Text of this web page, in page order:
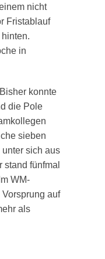
nicht
Fristablauf
in
konnte
die Pole
sieben
sich aus
stand fünfmal
WM-
auf
als